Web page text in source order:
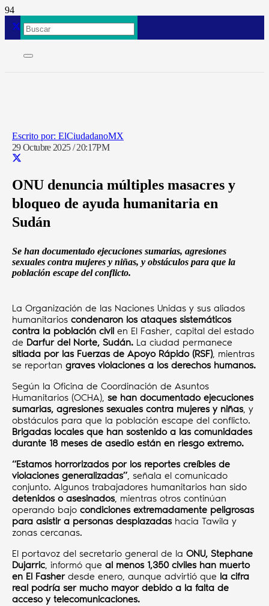
ElCiudadanoMX
29 Octubre 2025 / 20:17PM
ONU denuncia múltiples masacres y
bloqueo de ayuda humanitaria en
Sudán
Se han documentado ejecuciones sumarias, agresiones
sexuales contra mujeres y niñas, y obstáculos para que la
población escape del conflicto.
La Organización de las Naciones Unidas y sus aliados
humanitarios condenaron los ataques sistemáticos
contra la población civil en El Fasher, capital del estado
de Darfur del Norte, Sudán. La ciudad permanece
sitiada por las Fuerzas de Apoyo Rápido (RSF), mientras
se reportan graves violaciones a los derechos humanos.
Según la Oficina de Coordinación de Asuntos
Humanitarios (OCHA), se han documentado ejecuciones
sumarias, agresiones sexuales contra mujeres y niñas, y
obstáculos para que la población escape del conflicto.
Brigadas locales que han sostenido a las comunidades
durante 18 meses de asedio están en riesgo extremo.
“Estamos horrorizados por los reportes creíbles de
violaciones generalizadas”, señala el comunicado
conjunto. Algunos trabajadores humanitarios han sido
detenidos o asesinados, mientras otros continúan
operando bajo condiciones extremadamente peligrosas
para asistir a personas desplazadas hacia Tawila y
zonas cercanas.
El portavoz del secretario general de la ONU, Stephane
Dujarric, informó que al menos 1,350 civiles han muerto
en El Fasherdesde enero, aunque advirtió que la cifra
real podría ser mucho mayor debido a la falta de
acceso y telecomunicaciones.